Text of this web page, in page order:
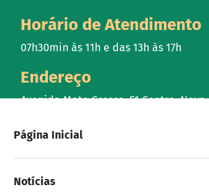
Página Inicial
Notícias
Horário de Atendimento
07h30min às 11h e das 13h às 17h
Endereço
Avenida Mato Grosso, 51 Centro,
Contato